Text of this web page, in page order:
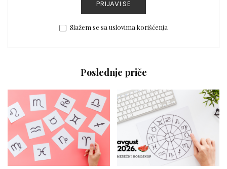
PRIJAVI SE
Slažem se sa uslovima korišćenja
Poslednje priče